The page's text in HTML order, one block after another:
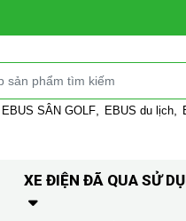
EBUS SÂN GOLF EBUS du lịch
XE ĐIỆN ĐÃ QUA SỬ